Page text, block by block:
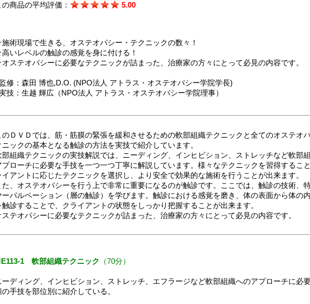
の商品の平均評価： 5.00
術現場で生きる、オステオパシー・テクニックの数々！
いレベルの触診の感覚を身に付ける！
ステオパシーに必要なテクニックが詰まった、治療家の方々にとって必見の内容です。
修：森田 博也,D.O. (NPO法人 アトラス・オステオパシー学院学長)
技：生越 輝広（NPO法人 アトラス・オステオパシー学院理事）
のＤＶＤでは、筋・筋膜の緊張を緩和させるための軟部組織テクニックと全てのオステオ
ニックの基本となる触診の方法を実技で紹介しています。
部組織テクニックの実技解説では、ニーディング、インヒビション、ストレッチなど軟部
プローチに必要な手技を一つ一つ丁寧に解説しています。様々なテクニックを習得するこ
イアントに応じたテクニックを選択し、より安全で効果的な施術を行うことが出来ます。
た、オステオパシーを行う上で非常に重要になるのが触診です。ここでは、触診の技術、
ーパルペーション（層の触診）を学びます。触診における感覚を磨き、体の表面から体の
触診することで、クライアントの状態をしっかり把握することが出来ます。
ステオパシーに必要なテクニックが詰まった、治療家の方々にとって必見の内容です。
1 軟部組織テクニック （70分）
ーディング、インヒビション、ストレッチ、エフラージなど軟部組織へのアプローチに必
の手技を部位別に紹介している。